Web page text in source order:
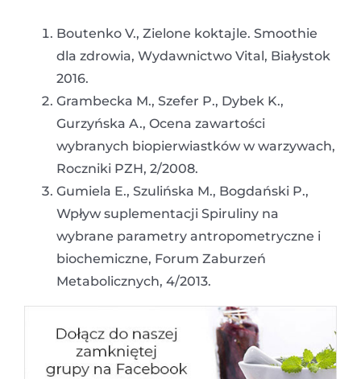
Boutenko V., Zielone koktajle. Smoothie
dla zdrowia, Wydawnictwo Vital, Białystok
2016.
Grambecka M., Szefer P., Dybek K.,
Gurzyńska A., Ocena zawartości
wybranych biopierwiastków w warzywach,
Roczniki PZH, 2/2008.
Gumiela E., Szulińska M., Bogdański P.,
Wpływ suplementacji Spiruliny na
wybrane parametry antropometryczne i
biochemiczne, Forum Zaburzeń
Metabolicznych, 4/2013.